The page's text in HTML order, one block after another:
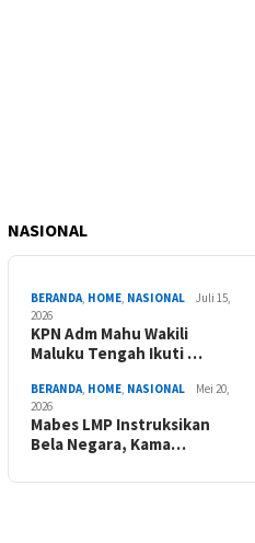
NASIONAL
BERANDA, HOME, NASIONAL
Juli 15,
2026
KPN Adm Mahu Wakili
Maluku Tengah Ikuti …
BERANDA, HOME, NASIONAL
Mei 20,
2026
Mabes LMP Instruksikan
Bela Negara, Kama…